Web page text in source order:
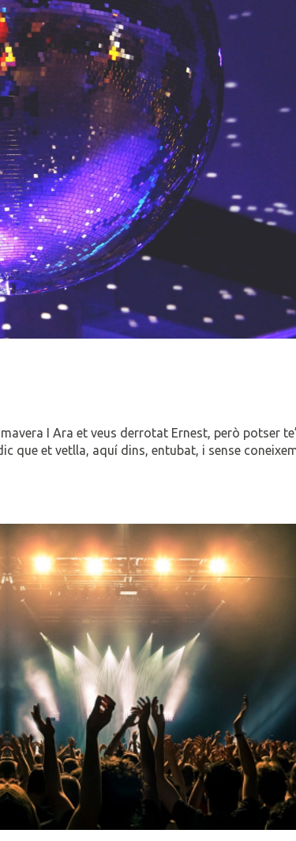
I Ara et veus derrotat Ernest, però potser
que et vetlla, aquí dins, entubat, i sense